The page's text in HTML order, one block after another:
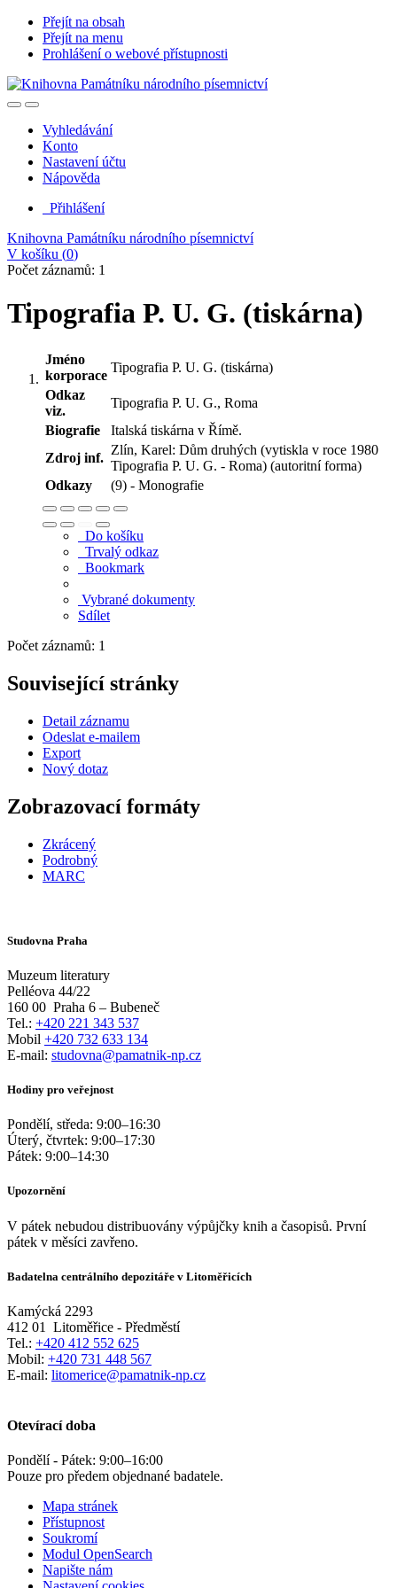
Přejít na obsah
Přejít na menu
Prohlášení o webové přístupnosti
Vyhledávání
Konto
Nastavení účtu
Nápověda
Přihlášení
Knihovna Památníku národního písemnictví
V košíku (0)
Počet záznamů: 1
Tipografia P. U. G. (tiskárna)
Jméno
korporace
Tipografia P. U. G. (tiskárna)
Odkaz
viz.
Tipografia P. U. G., Roma
Biografie
Italská tiskárna v Římě.
Zdroj inf.
Zlín, Karel: Dům druhých (vytiskla v roce 1980
Tipografia P. U. G. - Roma) (autoritní forma)
Odkazy
(9) - Monografie
Do košíku
Trvalý odkaz
Bookmark
Vybrané dokumenty
Sdílet
Počet záznamů: 1
Související stránky
Detail záznamu
Odeslat e-mailem
Export
Nový dotaz
Zobrazovací formáty
Zkrácený
Podrobný
MARC
Studovna Praha
Muzeum literatury
Pelléova 44/22
160 00 Praha 6 – Bubeneč
Tel.: +420 221 343 537
Mobil +420 732 633 134
E-mail: studovna@pamatnik-np.cz
Hodiny pro veřejnost
Pondělí, středa: 9:00–16:30
Úterý, čtvrtek: 9:00–17:30
Pátek: 9:00–14:30
Upozornění
V pátek nebudou distribuovány výpůjčky knih a časopisů. První
pátek v měsíci zavřeno.
Badatelna centrálního depozitáře v Litoměřicích
Kamýcká 2293
412 01
Litoměřice - Předměstí
Tel.: +420 412 552 625
Mobil: +420 731 448 567
E-mail: litomerice@pamatnik-np.cz
Otevírací doba
Pondělí - Pátek: 9:00–16:00
Pouze pro předem objednané badatele.
Mapa stránek
Přístupnost
Soukromí
Modul OpenSearch
Napište nám